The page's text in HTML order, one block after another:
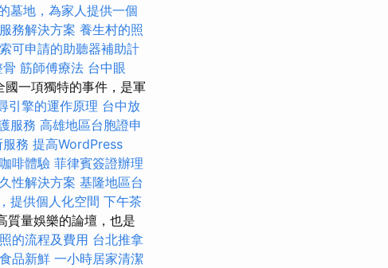
墓地，為家人提供一個
務解決方案 養生村的照
可申請的助聽器補助計
筋師傅療法 台中眼
一項獨特的事件，是軍
引擎的運作原理 台中放
服務 高雄地區台胞證申
務 提高WordPress
啡體驗 菲律賓簽證辦理
性解決方案 基隆地區台
提供個人化空間 下午茶
質量娛樂的論壇，也是
的流程及費用 台北推拿
品新鮮 一小時居家清潔